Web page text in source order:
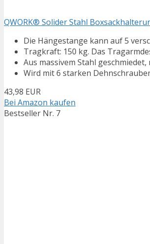
QWORK® Solider Stahl
Die Hängestange kann auf 5
Tragkraft: 150 kg. Das
Aus massivem Stahl
Wird mit 6 starken
43,98 EUR
Bei Amazon kaufen
Bestseller Nr. 7